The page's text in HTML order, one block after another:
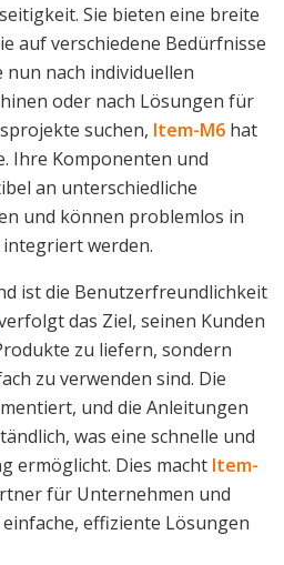
Sie bieten eine breite
auf verschiedene Bedürfnisse
nun nach individuellen
oder nach Lösungen für
suchen, Item-M6 hat
Ihre Komponenten und
an unterschiedliche
und können problemlos in
werden.
ist die Benutzerfreundlichkeit
das Ziel, seinen Kunden
zu liefern, sondern
zu verwenden sind. Die
und die Anleitungen
was eine schnelle und
ermöglicht. Dies macht Item-
für Unternehmen und
effiziente Lösungen